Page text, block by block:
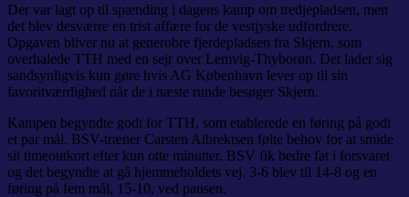
Der var lagt op til spænding i dagens kamp om tredjepladsen, men
det blev desværre en trist affære for de vestjyske udfordrere.
Opgaven bliver nu at generobre fjerdepladsen fra Skjern, som
overhalede TTH med en sejr over Lemvig-Thyborøn. Det lader sig
sandsynligvis kun gøre hvis AG København lever op til sin
favoritværdighed når de i næste runde besøger Skjern.
Kampen begyndte godt for TTH, som etablerede en føring på godt
et par mål. BSV-træner Carsten Albrektsen følte behov for at smide
sit timeoutkort efter kun otte minutter. BSV fik bedre fat i forsvaret
og det begyndte at gå hjemmeholdets vej. 3-6 blev til 14-8 og en
føring på fem mål, 15-10, ved pausen.